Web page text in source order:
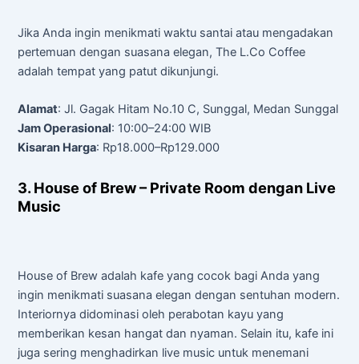
Jika Anda ingin menikmati waktu santai atau mengadakan
pertemuan dengan suasana elegan, The L.Co Coffee
adalah tempat yang patut dikunjungi.
Alamat: Jl. Gagak Hitam No.10 C, Sunggal, Medan Sunggal
Jam Operasional: 10:00–24:00 WIB
Kisaran Harga: Rp18.000–Rp129.000
3. House of Brew – Private Room dengan Live
Music
House of Brew adalah kafe yang cocok bagi Anda yang
ingin menikmati suasana elegan dengan sentuhan modern.
Interiornya didominasi oleh perabotan kayu yang
memberikan kesan hangat dan nyaman. Selain itu, kafe ini
juga sering menghadirkan live music untuk menemani